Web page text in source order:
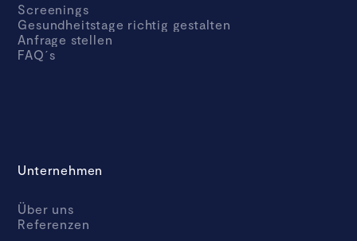
Screenings
Gesundheitstage richtig gestalten
Anfrage stellen
FAQ´s
Unternehmen
Über uns
Referenzen